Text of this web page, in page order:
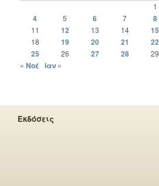
1
4
5 6 7 8
11 12 13 14 15
18 19 20 21 22
25
26 27 28 29
« Νοέ Ιαν »
Εκδόσεις